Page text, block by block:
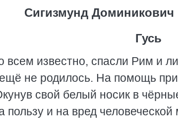
Сигизмунд Доминикович
Гусь
всем известно, спасли Рим и
не родилось. На помощь
свой белый носик в
пользу и на вред